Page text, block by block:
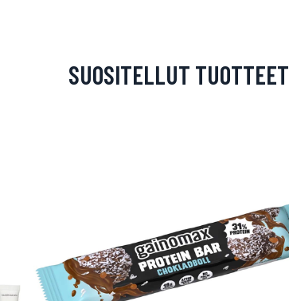
SUOSITELLUT TUOTTEET